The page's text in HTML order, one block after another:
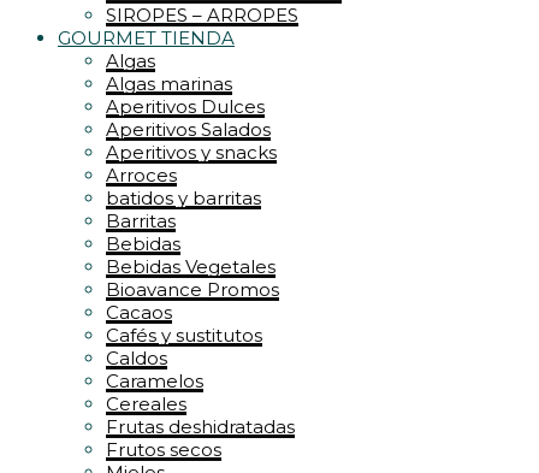
SIROPES – ARROPES
GOURMET TIENDA
Algas
Algas marinas
Aperitivos Dulces
Aperitivos Salados
Aperitivos y snacks
Arroces
batidos y barritas
Barritas
Bebidas
Bebidas Vegetales
Bioavance Promos
Cacaos
Cafés y sustitutos
Caldos
Caramelos
Cereales
Frutas deshidratadas
Frutos secos